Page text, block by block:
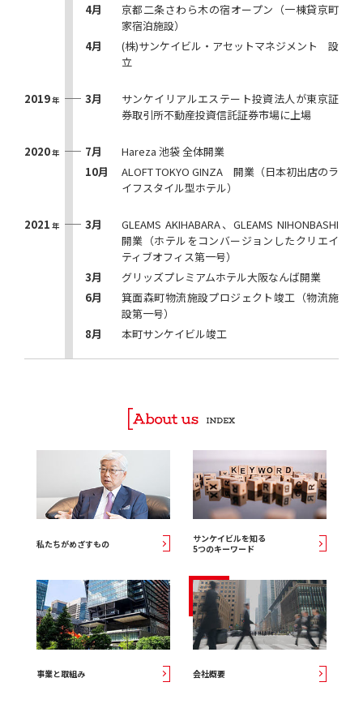
4月
京都二条さわら木の宿オープン（一棟貸京町
家宿泊施設）
4月
(株)サンケイビル・アセットマネジメント 設
立
2019年 3月
サンケイリアルエステート投資法人が東京証
券取引所不動産投資信託証券市場に上場
2020年 7月
Hareza 池袋 全体開業
10月
ALOFT TOKYO GINZA 開業（日本初出店のラ
イフスタイル型ホテル）
2021 年 3月
GLEAMS AKIHABARA、GLEAMS NIHONBASHI
開業（ホテルをコンバージョンしたクリエイ
ティブオフィス第一号）
3月
グリッズプレミアムホテル大阪なんば開業
6月
箕面森町物流施設プロジェクト竣工（物流施
設第一号）
8月
本町サンケイビル竣工
私たちがめざすもの
サンケイビルを知る
5つのキーワード
事業と取組み 会社概要